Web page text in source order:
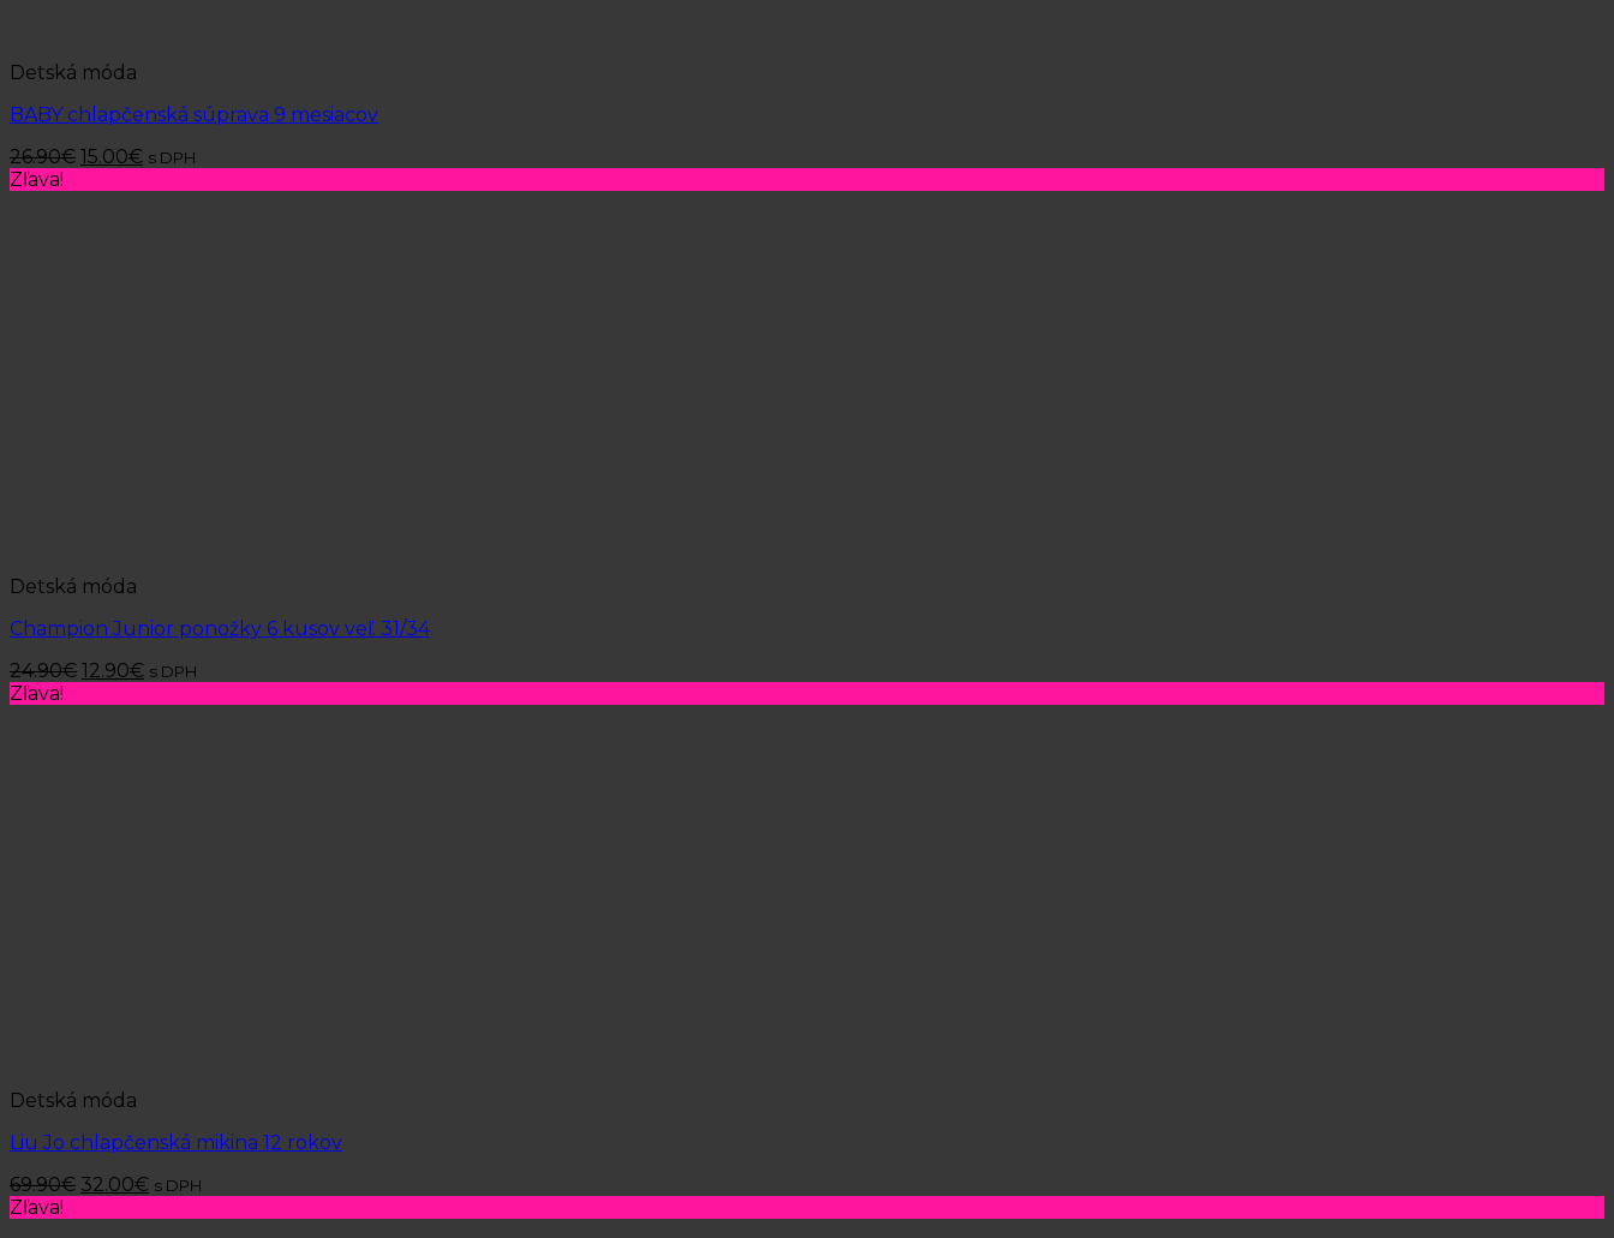
Detská móda
BABY chlapčenská súprava 9 mesiacov
26.90€ 15.00€ s DPH
Zľava!
Detská móda
Champion Junior ponožky 6 kusov veľ. 31/34
24.90€ 12.90€ s DPH
Zľava!
Detská móda
Liu Jo chlapčenská mikina 12 rokov
69.90€ 32.00€ s DPH
Zľava!